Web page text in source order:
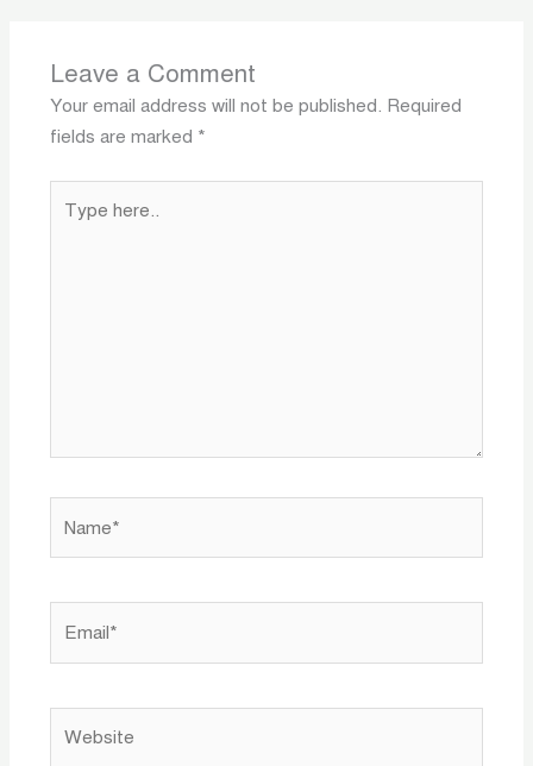
Leave a Comment
Your email address will not be published. Required
fields are marked *
here..